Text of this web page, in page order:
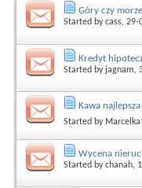
Góry czy
Started bycass, 29-
Kredyt
Started by jagnam,
Kawa
Started by
Wycena
Started bychanah,